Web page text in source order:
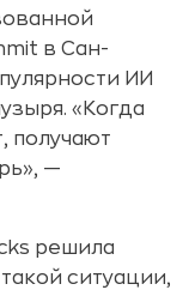
в Сан-
ИИ
«Когда
получают
—
решила
ситуации,